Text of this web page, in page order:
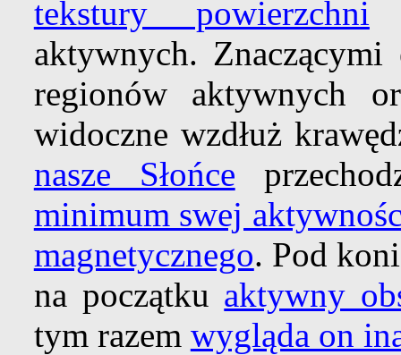
tekstury powierzchni
aktywnych.
regionów aktywnych
widoczne wzdłuż
nasze Słońce
minimum swej
magnetycznego. Pod
na początku aktywny
tym razem wygląda on